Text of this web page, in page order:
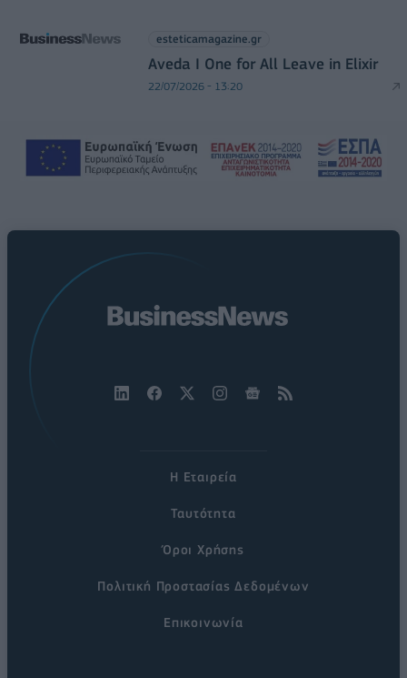
esteticamagazine.gr
Aveda I One for All Leave in Elixir
22/07/2026 - 13:20
Η Εταιρεία
Ταυτότητα
Όροι Χρήσης
Πολιτική Προστασίας Δεδομένων
Επικοινωνία